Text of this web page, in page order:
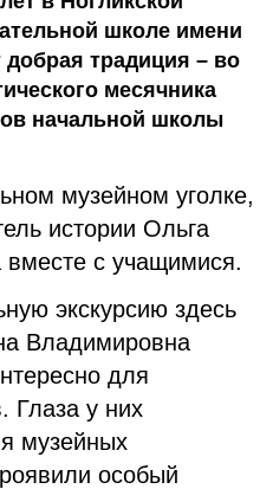
школе имени
добрая традиция – во
месячника
начальной школы
музейном уголке,
истории Ольга
с учащимися.
экскурсию здесь
Владимировна
для
Глаза у них
музейных
особый